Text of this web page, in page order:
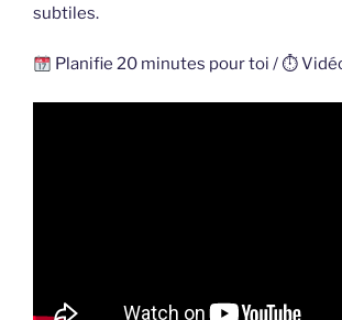
subtiles.
Planifie 20 minutes pour toi / ⏱